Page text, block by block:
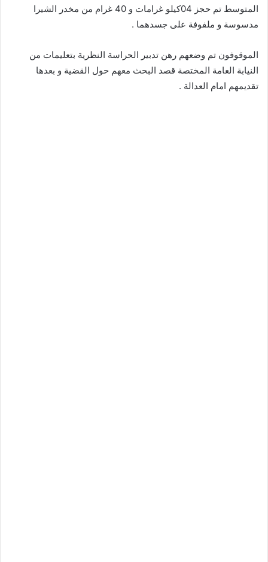
المتوسط تم حجز 04كيلو غرامات و 40 غرام من مخدر الشيرا
مدسوسة و ملفوفة على جسدهما .
الموقوفون تم وضعهم رهن تدبير الحراسة النظرية بتعليمات من
النيابة العامة المختصة قصد البحث معهم حول القضية و بعدها
تقديمهم امام العدالة .